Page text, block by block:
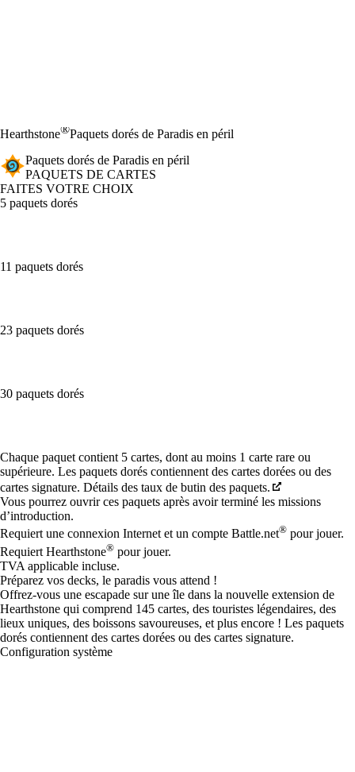
Hearthstone®Paquets dorés de Paradis en péril
Paquets dorés de Paradis en péril
PAQUETS DE CARTES
FAITES VOTRE CHOIX
5 paquets dorés
11 paquets dorés
23 paquets dorés
30 paquets dorés
Available actions
Chaque paquet contient 5 cartes, dont au moins 1 carte rare ou
supérieure. Les paquets dorés contiennent des cartes dorées ou des
cartes signature. Détails des taux de butin des paquets.
Vous pourrez ouvrir ces paquets après avoir terminé les missions
d’introduction.
Requiert une connexion Internet et un compte Battle.net® pour jouer.
Requiert Hearthstone® pour jouer.
TVA applicable incluse.
Préparez vos decks, le paradis vous attend !
Offrez-vous une escapade sur une île dans la nouvelle extension de
Hearthstone qui comprend 145 cartes, des touristes légendaires, des
lieux uniques, des boissons savoureuses, et plus encore ! Les paquets
dorés contiennent des cartes dorées ou des cartes signature.
Configuration système